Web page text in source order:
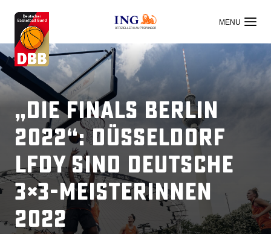
OFFIZIELLER HAUPTSPONSOR
„Die Finals Berlin
2022“: Düsseldorf
LFDY sind Deutsche
3×3-Meisterinnen
2022